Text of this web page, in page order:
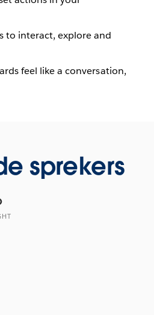
to interact, explore and
feel like a conversation,
sprekers